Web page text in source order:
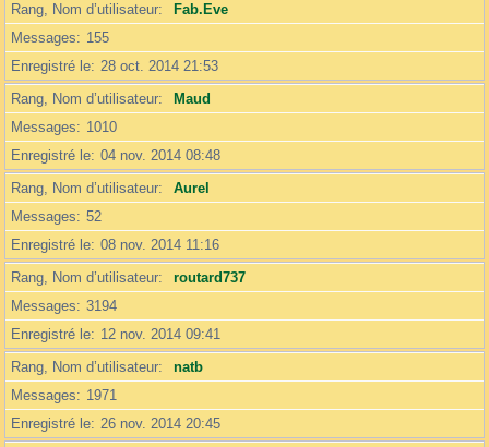
Rang, Nom d’utilisateur
Fab.Eve
Messages
155
Enregistré le 28 oct. 2014 21:53
Rang, Nom d’utilisateur
Maud
Messages
1010
Enregistré le 04 nov. 2014 08:48
Rang, Nom d’utilisateur
Aurel
Messages
52
Enregistré le 08 nov. 2014 11:16
Rang, Nom d’utilisateur
routard737
Messages
3194
Enregistré le
12 nov. 2014 09:41
Rang, Nom d’utilisateur
natb
Messages
1971
Enregistré le 26 nov. 2014 20:45